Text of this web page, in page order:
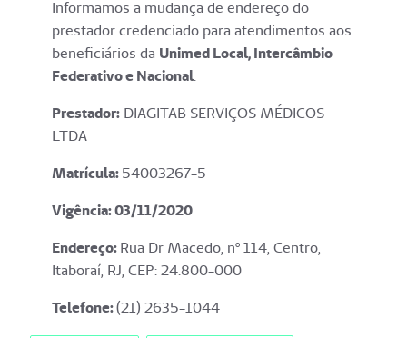
Informamos a mudança de endereço do
prestador credenciado para atendimentos aos
beneficiários da Unimed Local, Intercâmbio
Federativo e Nacional.
Prestador: DIAGITAB SERVIÇOS MÉDICOS
LTDA
Matrícula:54003267-5
Vigência: 03/11/2020
Endereço:Rua Dr Macedo, nº 114, Centro,
Itaboraí, RJ, CEP: 24.800-000
Telefone:(21) 2635-1044